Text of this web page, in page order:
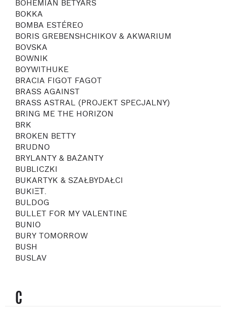
BOHEMIAN BETYARS
BOKKA
BOMBA ESTÉREO
BORIS GREBENSHCHIKOV & AKWARIUM
BOVSKA
BOWNIK
BOYWITHUKE
BRACIA FIGOT FAGOT
BRASS AGAINST
BRASS ASTRAL (PROJEKT SPECJALNY)
BRING ME THE HORIZON
BRK
BROKEN BETTY
BRUDNO
BRYLANTY & BAŻANTY
BUBLICZKI
BUKARTYK & SZAŁBYDAŁCI
BUKIΞΤ.
BULDOG
BULLET FOR MY VALENTINE
BUNIO
BURY TOMORROW
BUSH
BUSLAV
C